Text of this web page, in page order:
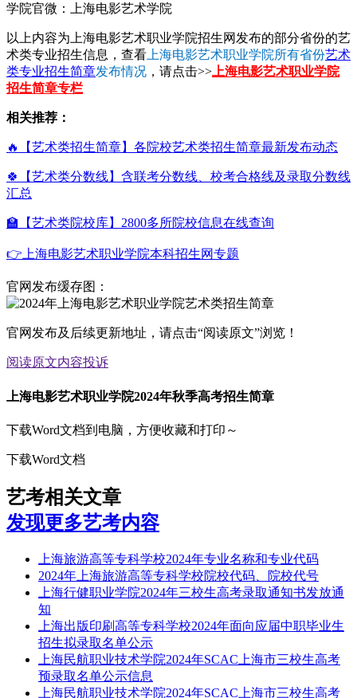
学院官微：上海电影艺术学院
以上内容为上海电影艺术职业学院招生网发布的部分省份的艺
术类专业招生信息，查看 上海电影艺术职业学院所有省份艺术
类专业招生简章发布情况 ，请点击>> 上海电影艺术职业学院
招生简章专栏
相关推荐：
🔥【艺术类招生简章】各院校艺术类招生简章最新发布动态
🍀【艺术类分数线】含联考分数线、校考合格线及录取分数线
汇总
🏫【艺术类院校库】2800多所院校信息在线查询
👉上海电影艺术职业学院本科招生网专题
官网发布缓存图：
官网发布及后续更新地址，请点击“阅读原文”浏览！
阅读原文内容投诉
上海电影艺术职业学院2024年秋季高考招生简章
下载Word文档到电脑，方便收藏和打印～
下载Word文档
艺考相关文章
发现更多艺考内容
上海旅游高等专科学校2024年专业名称和专业代码
2024年上海旅游高等专科学校院校代码、院校代号
上海行健职业学院2024年三校生高考录取通知书发放通
知
上海出版印刷高等专科学校2024年面向应届中职毕业生
招生拟录取名单公示
上海民航职业技术学院2024年SCAC上海市三校生高考
预录取名单公示信息
上海民航职业技术学院2024年SCAC上海市三校生高考